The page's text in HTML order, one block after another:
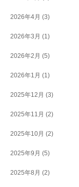
2026年4月 (3)
2026年3月 (1)
2026年2月 (5)
2026年1月 (1)
2025年12月 (3)
2025年11月 (2)
2025年10月 (2)
2025年9月 (5)
2025年8月 (2)